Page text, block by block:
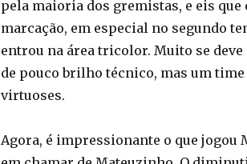
pela maioria dos gremistas, e eis
marcação, em especial no segundo
entrou na área tricolor. Muito se
de pouco brilho técnico, mas um
virtuoses.
Agora, é impressionante o que jogou